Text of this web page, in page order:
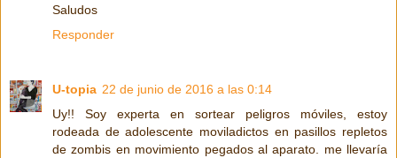
Saludos
Responder
U-topia 22 de junio de 2016 a las 0:14
Uy!! Soy experta en sortear peligros móviles, estoy
rodeada de adolescente moviladictos en pasillos repletos
de zombis en movimiento pegados al aparato. me llevaría